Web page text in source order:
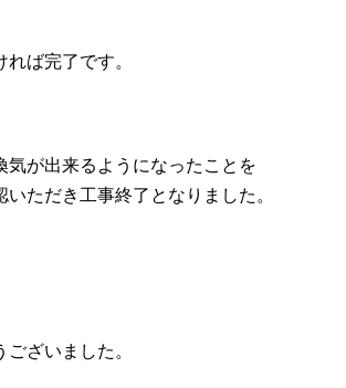
ば完了です。
気が出来るようになったことを
いただき工事終了となりました。
ざいました。